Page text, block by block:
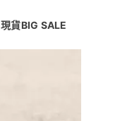
現貨BIG SALE